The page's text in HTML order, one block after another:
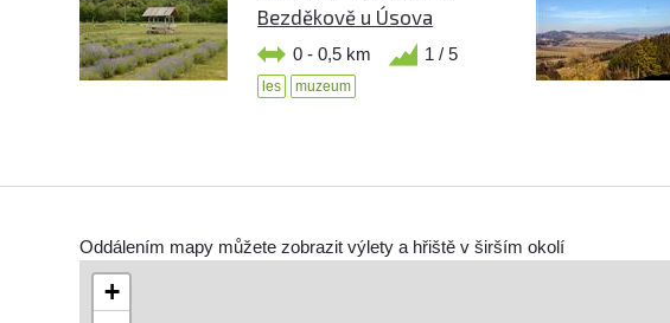
Bezděkově u Úsova
0 - 0,5 km 1 / 5
les muzeum
Oddálením mapy můžete zobrazit výlety a hřiště v širším okolí
+